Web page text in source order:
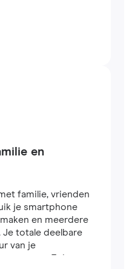
en
familie, vrienden
je smartphone
en meerdere
totale deelbare
van je
van 7 dagen